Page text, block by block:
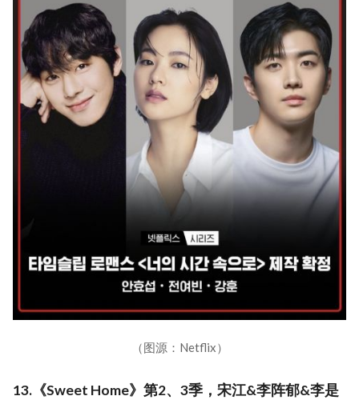
（图源：Netflix）
13.《Sweet Home》第2、3季，宋江&李阵郁&李是